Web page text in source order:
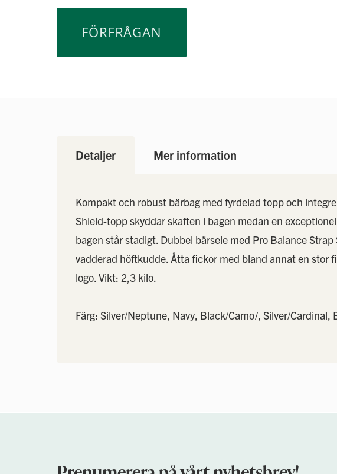
FÖRFRÅGAN
Detaljer Mer information
Kompakt och robust bärbag med fyrdelad topp och
Shield-topp skyddar skaften i bagen medan en
bagen står stadigt. Dubbel bärsele med Pro Balance
vadderad höftkudde. Åtta fickor med bland annat en stor
logo. Vikt: 2,3 kilo.
Färg: Silver/Neptune, Navy, Black/Camo/, Silver/Cardinal,